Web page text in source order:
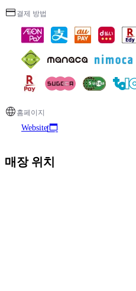
결제 방법
홈페이지
Website
매장 위치